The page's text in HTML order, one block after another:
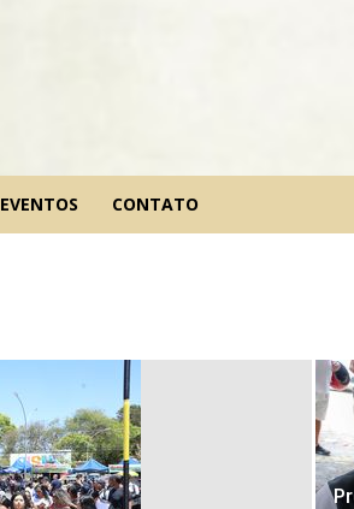
EVENTOS CONTATO